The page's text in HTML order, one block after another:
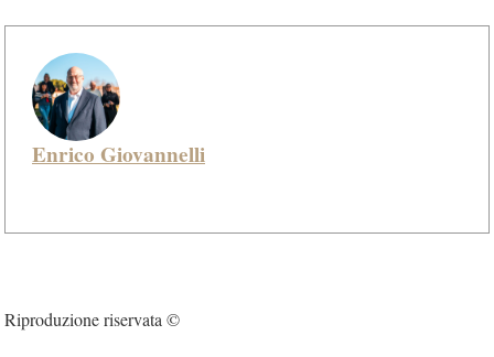
Enrico Giovannelli
Riproduzione riservata ©